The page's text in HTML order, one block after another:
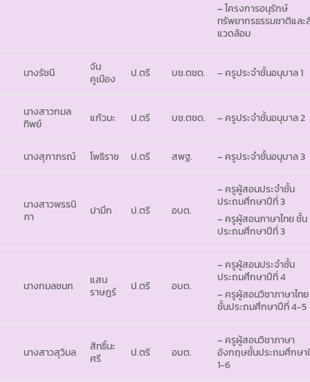
– โครงการอนุรักษ์
ทรัพยากรธรรมชาติและ
แวดล้อม
นางรัชนี
จัน
คูเมือง
ป.ตรี บช.ตชด. – ครูประจำชั้นอนุบาล 1
นางสาวกมล
ทิพย์
แก้วมะ ป.ตรี บช.ตชด. – ครูประจำชั้นอนุบาล 2
นางสุภาภรณ์ โพธิราช ป.ตรี สพฐ. – ครูประจำชั้นอนุบาล 3
นางสาวพรรนิ
ภา
ปามึก ป.ตรี อบต.
– ครูผู้สอนประจำชั้น
ประถมศึกษาปีที่ 3
– ครูผู้สอนภาษาไทย ชั้น
ประถมศึกษาปีที่ 3
นางกมลชนก
แสน
ราษฎร์
ป.ตรี อบต.
– ครูผู้สอนประจำชั้น
ประถมศึกษาปีที่ 4
– ครูผู้สอนวิชาภาษาไทย
ชั้นประถมศึกษาปีที่ 4-5
นางสาวสุวิมล
สิทธิ์นะ
ศรี
ป.ตรี อบต.
– ครูผู้สอนวิชาภาษา
อังกฤษชั้นประถมศึกษ
1-6